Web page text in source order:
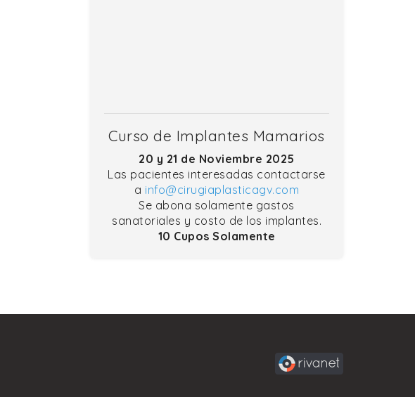
Curso de Implantes Mamarios
20 y 21 de Noviembre 2025
Las pacientes interesadas contactarse
a info@cirugiaplasticagv.com
Se abona solamente gastos
sanatoriales y costo de los implantes.
10 Cupos Solamente